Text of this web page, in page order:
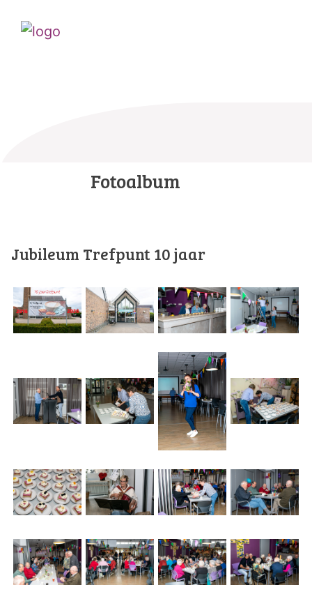
Fotoalbum
Jubileum Trefpunt 10 jaar